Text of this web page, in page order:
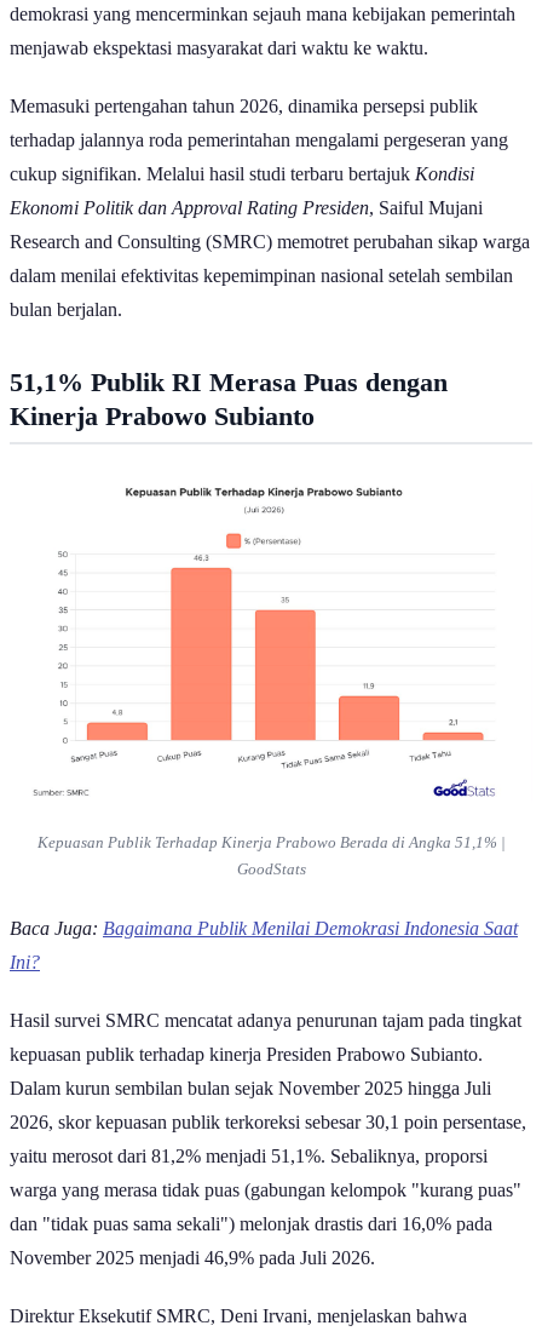
demokrasi yang mencerminkan sejauh mana kebijakan pemerintah
menjawab ekspektasi masyarakat dari waktu ke waktu.
Memasuki pertengahan tahun 2026, dinamika persepsi publik
terhadap jalannya roda pemerintahan mengalami pergeseran yang
cukup signifikan. Melalui hasil studi terbaru bertajuk Kondisi
Ekonomi Politik dan Approval Rating Presiden, Saiful Mujani
Research and Consulting (SMRC) memotret perubahan sikap warga
dalam menilai efektivitas kepemimpinan nasional setelah sembilan
bulan berjalan.
51,1% Publik RI Merasa Puas dengan
Kinerja Prabowo Subianto
Kepuasan Publik Terhadap Kinerja Prabowo Berada di Angka 51,1% |
GoodStats
Baca Juga: Bagaimana Publik Menilai Demokrasi Indonesia Saat
Ini?
Hasil survei SMRC mencatat adanya penurunan tajam pada tingkat
kepuasan publik terhadap kinerja Presiden Prabowo Subianto.
Dalam kurun sembilan bulan sejak November 2025 hingga Juli
2026, skor kepuasan publik terkoreksi sebesar 30,1 poin persentase,
yaitu merosot dari 81,2% menjadi 51,1%. Sebaliknya, proporsi
warga yang merasa tidak puas (gabungan kelompok "kurang puas"
dan "tidak puas sama sekali") melonjak drastis dari 16,0% pada
November 2025 menjadi 46,9% pada Juli 2026.
Direktur Eksekutif SMRC, Deni Irvani, menjelaskan bahwa